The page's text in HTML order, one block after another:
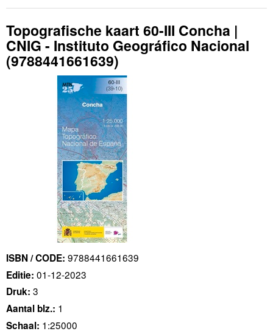
Topografische kaart 60-III Concha |
CNIG - Instituto Geográfico Nacional
(9788441661639)
ISBN / CODE: 9788441661639
Editie: 01-12-2023
Druk: 3
Aantal blz.: 1
Schaal: 1:25000